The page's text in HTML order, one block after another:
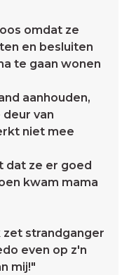
omdat ze
en besluiten
te gaan wonen
aanhouden,
van
niet mee
dat ze er goed
kwam mama
zet strandganger
even op z'n
mij!"